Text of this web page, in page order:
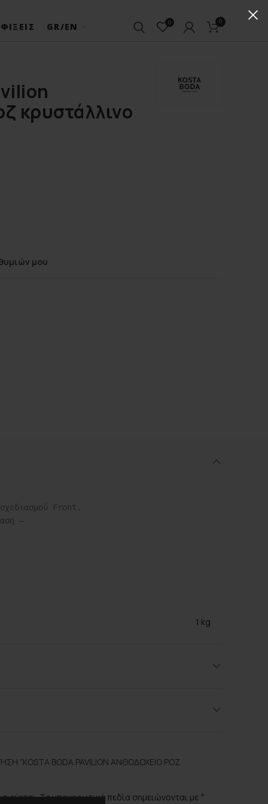
GR/EN 0 0
κρυστάλλινο
μου
Front.
–
1 kg
“KOSTA BODA PAVILION ΑΝΘΟΔΟΧΕΊΟ ΡΟΖ
Τα υποχρεωτικά πεδία σημειώνονται με *